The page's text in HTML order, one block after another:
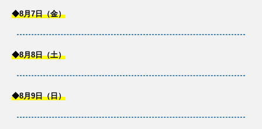
◆8月7日（金）
◆8月8日（土）
◆8月9日（日）